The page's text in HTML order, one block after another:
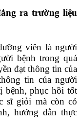
ra trường liệu
viên là người
bệnh trong quá
đạt thông tin của
tin của người
bệnh, phục hồi tốt
sĩ giỏi mà còn có
hướng dẫn thực